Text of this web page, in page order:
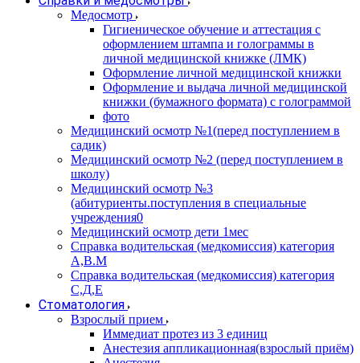
Медосмотр
Гигиеническое обучение и аттестация с
оформлением штампа и голограммы в
личной медицинской книжке (ЛМК)
Оформление личной медицинской книжки
Оформление и выдача личной медицинской
книжки (бумажного формата) с голограммой
фото
Медицинский осмотр №1(перед поступлением в
садик)
Медицинский осмотр №2 (перед поступлением в
школу)
Медицинский осмотр №3
(абитуриенты.поступления в специальные
учреждения0
Медицинский осмотр дети 1мес
Справка водительская (медкомиссия) категория
А,В.М
Справка водительская (медкомиссия) категория
С,Д,Е
Стоматология
Взрослый прием
Иммедиат протез из 3 единиц
Анестезия аппликационная(взрослый приём)